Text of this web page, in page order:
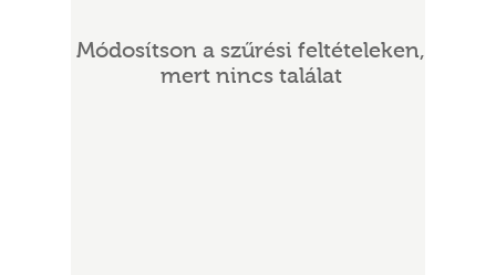
Módosítson a szűrési feltételeken,
mert nincs találat